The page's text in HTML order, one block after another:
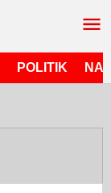
POLITIK